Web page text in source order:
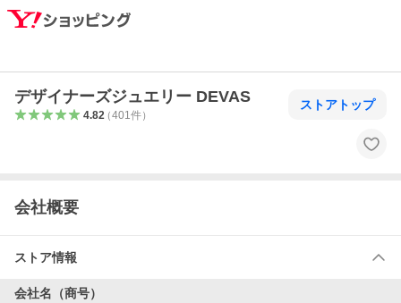
デザイナーズジュエリー DEVAS
4.82（401 件）
ストアトップ
会社概要
ストア情報
会社名（商号）